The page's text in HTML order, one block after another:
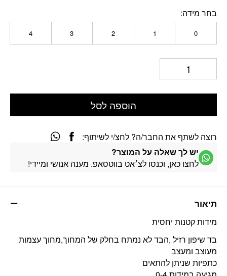
בחר מידה
0
1
2
3
4
הוספה לסל
רוצה לשתף את החבר/ה? לחצ/י לשיתוף:
יש לך שאלה על המוצר?
לחצו כאן, וכנסו לצ׳אט בווטסאפ. מענה אנושי ומיידי!
תיאור
מידות קטנות יחסית
בד שיפון רזיל ,הבד לא נמתח בחלק של המחוך,מחוך עצמות
מעוצב ומעצב
כתפיות שניתן להתאים